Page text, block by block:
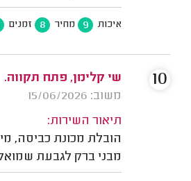
איכות 9 מחיר 8 זמנים
שי קלימן, פתח תקווה.
משוב: 15/06/2026
תיאור השירות:
הובלת מכונת כביסה,
מבני ברק לגבעת
10